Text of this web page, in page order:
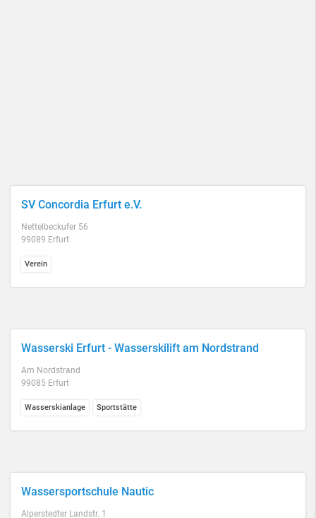
SV Concordia Erfurt e.V.
Nettelbeckufer 56
99089 Erfurt
Verein
Wasserski Erfurt - Wasserskilift am Nordstrand
Am Nordstrand
99085 Erfurt
Wasserskianlage Sportstätte
Wassersportschule Nautic
Alperstedter Landstr. 1